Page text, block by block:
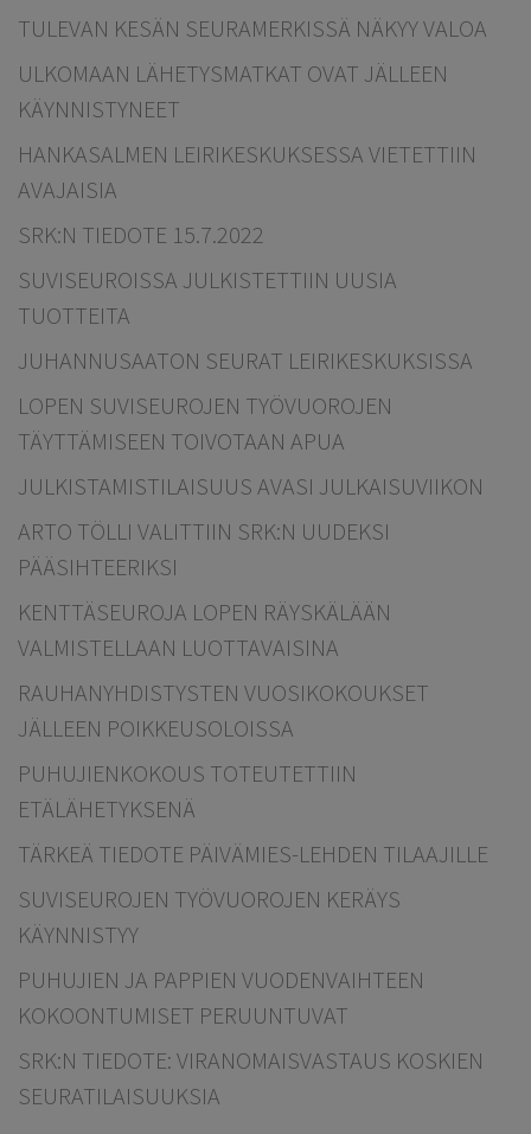
TULEVAN KESÄN SEURAMERKISSÄ NÄKYY VALOA
ULKOMAAN LÄHETYSMATKAT OVAT JÄLLEEN
KÄYNNISTYNEET
HANKASALMEN LEIRIKESKUKSESSA VIETETTIIN
AVAJAISIA
SRK:N TIEDOTE 15.7.2022
SUVISEUROISSA JULKISTETTIIN UUSIA
TUOTTEITA
JUHANNUSAATON SEURAT LEIRIKESKUKSISSA
LOPEN SUVISEUROJEN TYÖVUOROJEN
TÄYTTÄMISEEN TOIVOTAAN APUA
JULKISTAMISTILAISUUS AVASI JULKAISUVIIKON
ARTO TÖLLI VALITTIIN SRK:N UUDEKSI
PÄÄSIHTEERIKSI
KENTTÄSEUROJA LOPEN RÄYSKÄLÄÄN
VALMISTELLAAN LUOTTAVAISINA
RAUHANYHDISTYSTEN VUOSIKOKOUKSET
JÄLLEEN POIKKEUSOLOISSA
PUHUJIENKOKOUS TOTEUTETTIIN
ETÄLÄHETYKSENÄ
TÄRKEÄ TIEDOTE PÄIVÄMIES-LEHDEN TILAAJILLE
SUVISEUROJEN TYÖVUOROJEN KERÄYS
KÄYNNISTYY
PUHUJIEN JA PAPPIEN VUODENVAIHTEEN
KOKOONTUMISET PERUUNTUVAT
SRK:N TIEDOTE: VIRANOMAISVASTAUS KOSKIEN
SEURATILAISUUKSIA